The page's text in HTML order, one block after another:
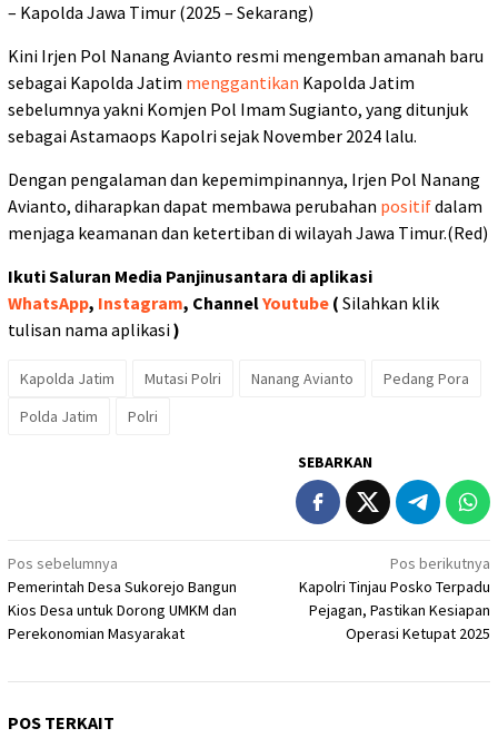
– Kapolda Jawa Timur (2025 – Sekarang)
Kini Irjen Pol Nanang Avianto resmi mengemban amanah baru
sebagai Kapolda Jatim menggantikan Kapolda Jatim
sebelumnya yakni Komjen Pol Imam Sugianto, yang ditunjuk
sebagai Astamaops Kapolri sejak November 2024 lalu.
Dengan pengalaman dan kepemimpinannya, Irjen Pol Nanang
Avianto, diharapkan dapat membawa perubahan positifdalam
menjaga keamanan dan ketertiban di wilayah Jawa Timur.(Red)
Ikuti Saluran Media Panjinusantara di aplikasi
WhatsApp, Instagram, ChannelYoutube ( Silahkan klik
tulisan nama aplikasi)
Kapolda Jatim Mutasi Polri Nanang Avianto
Pedang Pora
Polda Jatim
Polri
SEBARKAN
Navigasi
pos
Pos sebelumnya
Pemerintah Desa Sukorejo Bangun
Kios Desa untuk Dorong UMKM dan
Perekonomian Masyarakat
Pos berikutnya
Kapolri Tinjau Posko Terpadu
Pejagan, Pastikan Kesiapan
Operasi Ketupat 2025
POS TERKAIT